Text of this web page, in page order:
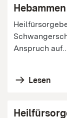
Hebammen
Anspruch
Lesen